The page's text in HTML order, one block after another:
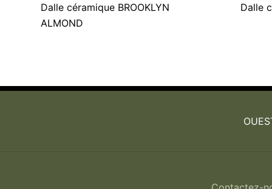
Dalle céramique BROOKLYN
ALMOND
Dalle